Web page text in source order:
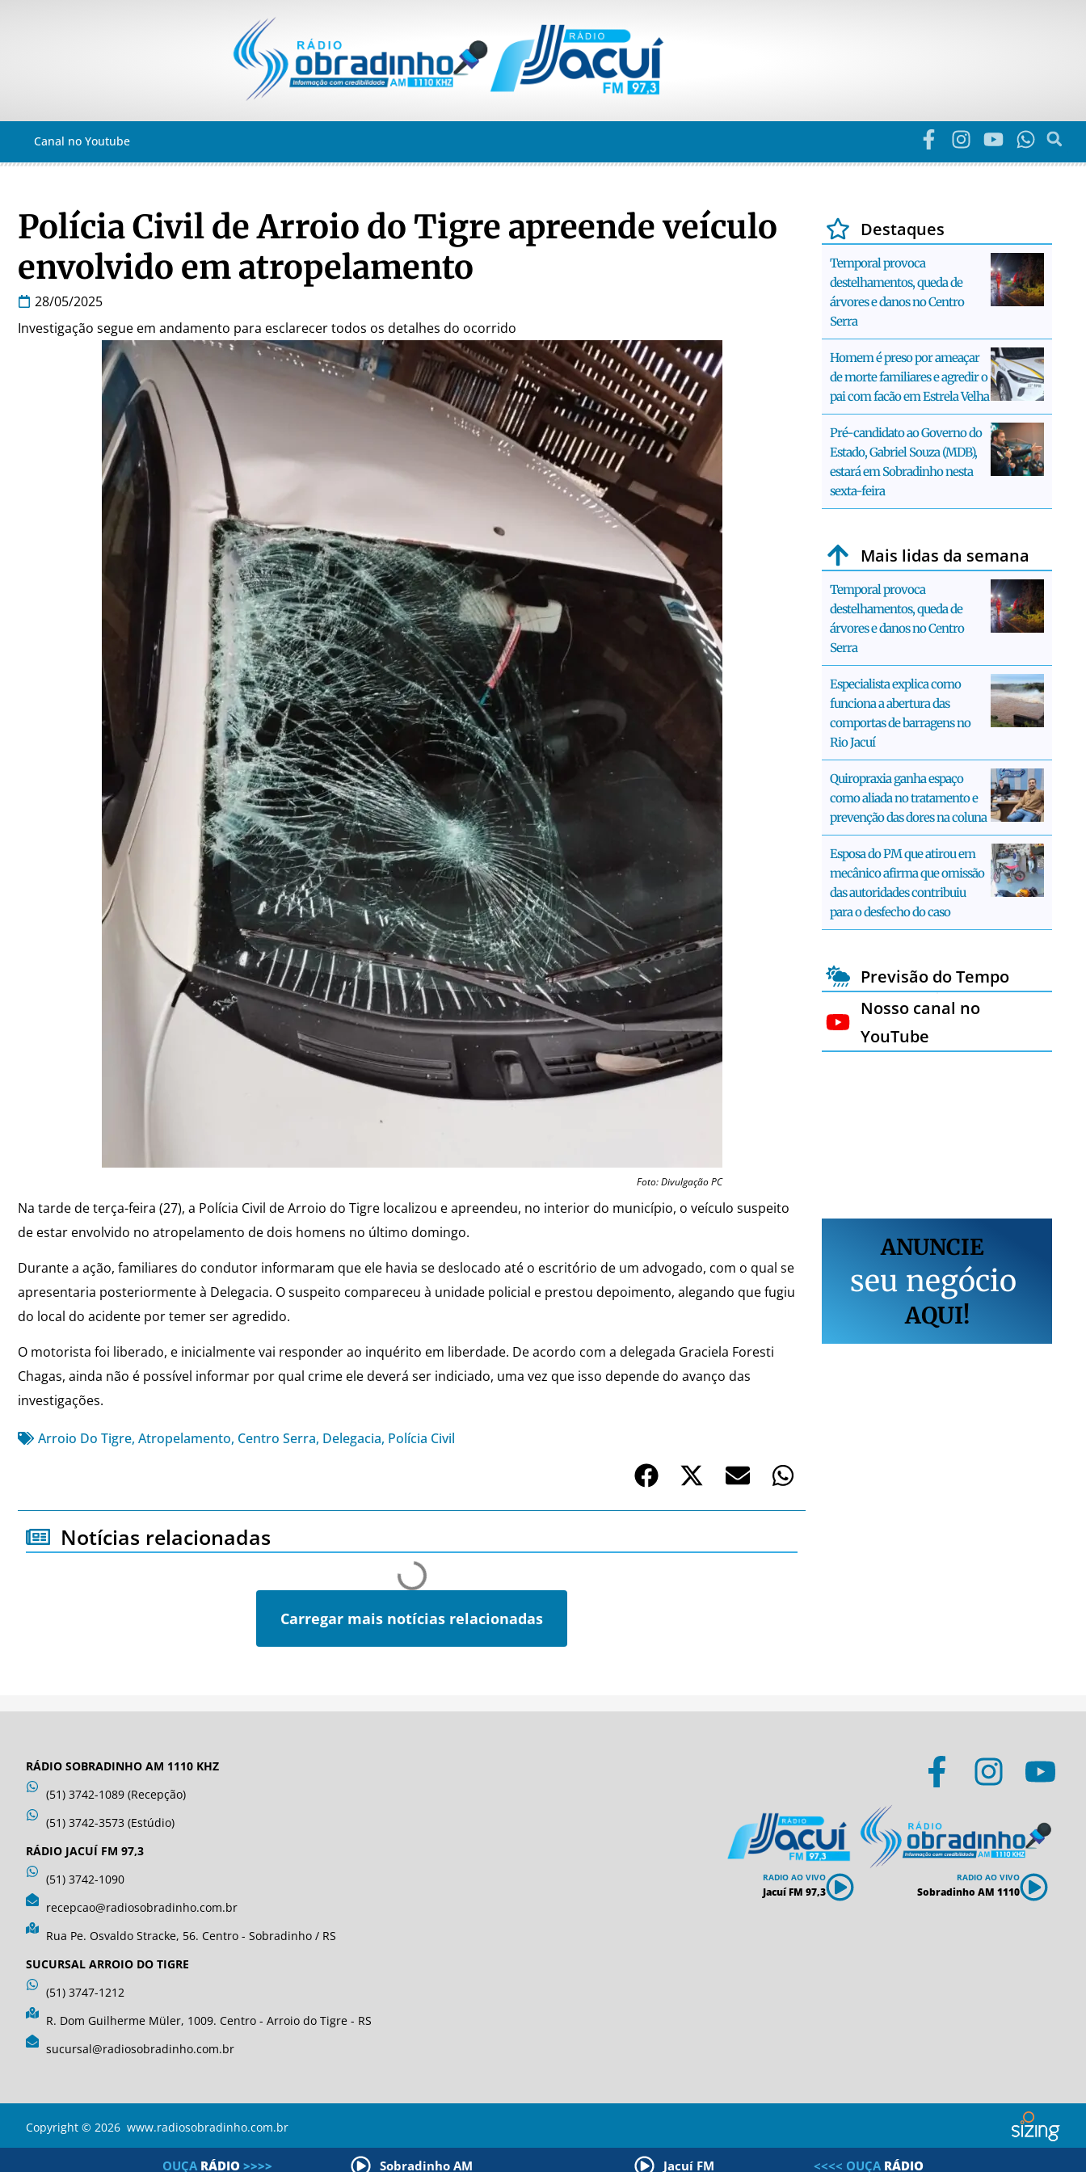
Canal no Youtube
Polícia Civil de Arroio do Tigre apreende veículo
envolvido em atropelamento
28/05/2025
Investigação segue em andamento para esclarecer todos os detalhes do ocorrido
Foto: Divulgação PC
Na tarde de terça-feira (27), a Polícia Civil de Arroio do Tigre localizou e apreendeu, no interior do município, o veículo suspeito
de estar envolvido no atropelamento de dois homens no último domingo.
Durante a ação, familiares do condutor informaram que ele havia se deslocado até o escritório de um advogado, com o qual se
apresentaria posteriormente à Delegacia. O suspeito compareceu à unidade policial e prestou depoimento, alegando que fugiu
do local do acidente por temer ser agredido.
O motorista foi liberado, e inicialmente vai responder ao inquérito em liberdade. De acordo com a delegada Graciela Foresti
Chagas, ainda não é possível informar por qual crime ele deverá ser indiciado, uma vez que isso depende do avanço das
investigações.
Arroio Do Tigre, Atropelamento, Centro Serra, Delegacia, Polícia Civil
Notícias relacionadas
Carregar mais notícias relacionadas
Destaques
Temporal provoca
destelhamentos, queda de
árvores e danos no Centro
Serra
Homem é preso por ameaçar
de morte familiares e agredir o
pai com facão em Estrela Velha
Pré-candidato ao Governo do
Estado, Gabriel Souza (MDB),
estará em Sobradinho nesta
sexta-feira
Mais lidas da semana
Temporal provoca
destelhamentos, queda de
árvores e danos no Centro
Serra
Especialista explica como
funciona a abertura das
comportas de barragens no
Rio Jacuí
Quiropraxia ganha espaço
como aliada no tratamento e
prevenção das dores na coluna
Esposa do PM que atirou em
mecânico afirma que omissão
das autoridades contribuiu
para o desfecho do caso
Previsão do Tempo
Nosso canal no
YouTube
ANUNCIE
seu negócio
AQUI!
RÁDIO SOBRADINHO AM 1110 KHZ
(51) 3742-1089 (Recepção)
(51) 3742-3573 (Estúdio)
RÁDIO JACUÍ FM 97,3
(51) 3742-1090
recepcao@radiosobradinho.com.br
Rua Pe. Osvaldo Stracke, 56. Centro - Sobradinho / RS
SUCURSAL ARROIO DO TIGRE
(51) 3747-1212
R. Dom Guilherme Müler, 1009. Centro - Arroio do Tigre - RS
sucursal@radiosobradinho.com.br
RADIO AO VIVO
Jacuí FM 97,3
RADIO AO VIVO
Sobradinho AM 1110
Copyright © 2026 www.radiosobradinho.com.br
OUÇA RÁDIO >>>> Sobradinho AM Jacuí FM <<<< OUÇA RÁDIO